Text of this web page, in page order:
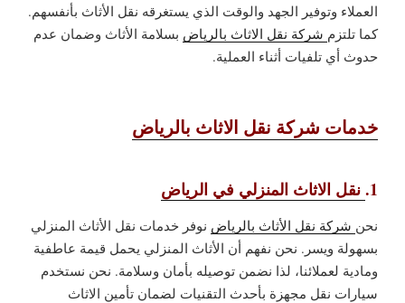
العملاء وتوفير الجهد والوقت الذي يستغرقه نقل الأثاث بأنفسهم.
كما تلتزم شركة نقل الاثاث بالرياض بسلامة الأثاث وضمان عدم
حدوث أي تلفيات أثناء العملية.
خدمات شركة نقل الاثاث بالرياض
1. نقل الاثاث المنزلي في الرياض
نحن شركة نقل الأثاث بالرياض نوفر خدمات نقل الأثاث المنزلي
بسهولة ويسر. نحن نفهم أن الأثاث المنزلي يحمل قيمة عاطفية
ومادية لعملائنا، لذا نضمن توصيله بأمان وسلامة. نحن نستخدم
سيارات نقل مجهزة بأحدث التقنيات لضمان تأمين الاثاث